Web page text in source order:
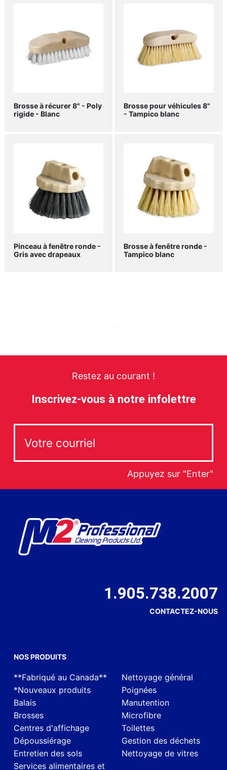
Brosse à récurer 8" - Poly
rigide - Blanc
Brosse pour véhicules 8"
- Tampico blanc
Pinceau à fenêtre ronde -
Gris avec drapeaux
Brosse à fenêtre ronde -
Tampico blanc
Restez au courant !
Inscrivez-vous à notre infolettre
Appuyez sur "Enter"
1.905.738.2007
CONTACTEZ-NOUS
NOS PRODUITS
**Fabriqué au Canada**
*Nouveaux produits
Balais
Brosses
Centres d'affichage
Dépoussiérage
Entretien des sols
Services alimentaires et
Nettoyage général
Poignées
Manutention
Microfibre
Toilettes
Gestion des déchets
Nettoyage de vitres